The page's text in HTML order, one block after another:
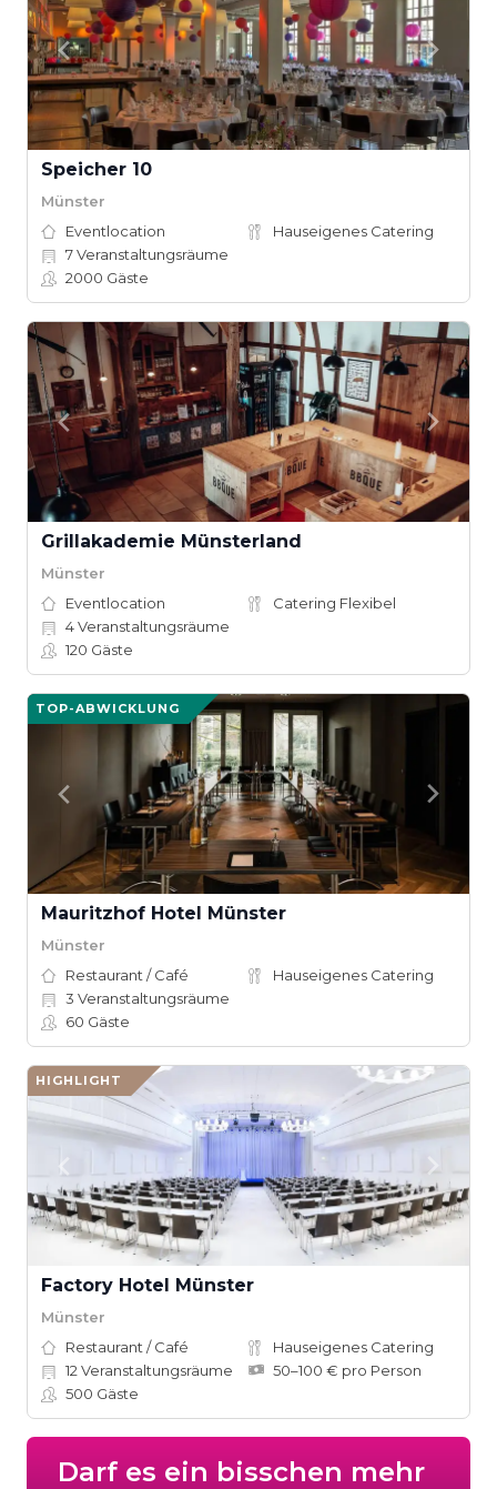
Speicher 10
Münster
Eventlocation
Hauseigenes Catering
7Veranstaltungsräume
2000 Gäste
Grillakademie Münsterland
Münster
Eventlocation
Catering Flexibel
4Veranstaltungsräume
120 Gäste
TOP-ABWICKLUNG
Mauritzhof Hotel Münster
Münster
Restaurant / Café
Hauseigenes Catering
3 Veranstaltungsräume
60 Gäste
HIGHLIGHT
Factory Hotel Münster
Münster
Restaurant / Café
Hauseigenes Catering
12 Veranstaltungsräume
50–100 € pro Person
500 Gäste
Darf es ein bisschen mehr